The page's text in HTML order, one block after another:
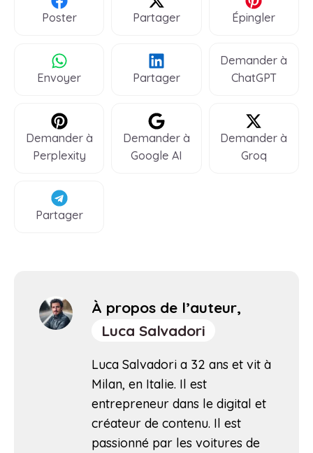
Poster Partager Épingler
Envoyer Partager
Demander à
ChatGPT
Demander à
Perplexity
Demander à
Google AI
Demander à
Groq
Partager
À propos de l’auteur,
Luca Salvadori
Luca Salvadori a 32 ans et vit à
Milan, en Italie. Il est
entrepreneur dans le digital et
créateur de contenu. Il est
passionné par les voitures de